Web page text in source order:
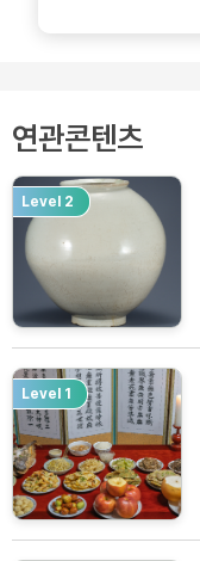
연관콘텐츠
Level 2
Level 1